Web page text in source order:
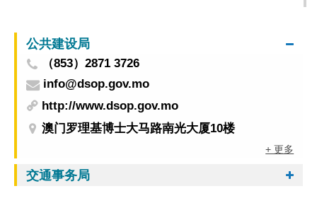
公共建设局
（853）2871 3726
info@dsop.gov.mo
http://www.dsop.gov.mo
澳门罗理基博士大马路南光大厦10楼
+ 更多
交通事务局